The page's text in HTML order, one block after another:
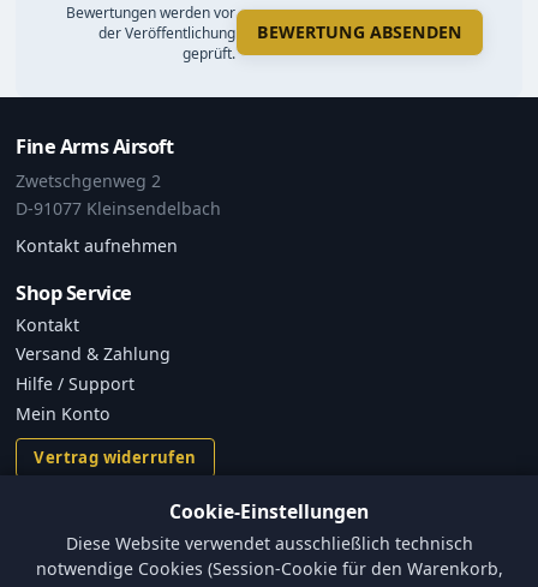
Bewertungen werden vor
der Veröffentlichung
geprüft.
BEWERTUNG ABSENDEN
Fine Arms Airsoft
Zwetschgenweg 2
D-91077 Kleinsendelbach
Kontakt aufnehmen
Shop Service
Kontakt
Versand & Zahlung
Hilfe / Support
Mein Konto
Vertrag widerrufen
Versand und Zahlungsbedingungen
Batterieverordnung & Sicherheitshinweise
Cookie-Einstellungen
Diese Website verwendet ausschließlich technisch
notwendige Cookies (Session-Cookie für den Warenkorb,